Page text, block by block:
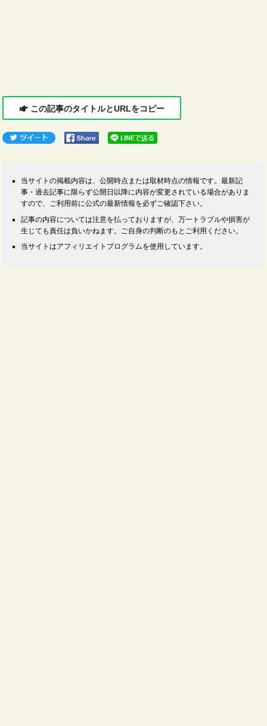
この記事のタイトルとURLをコピー
当サイトの掲載内容は、公開時点または取材時点の情報です。最新記
事・過去記事に限らず公開日以降に内容が変更されている場合がありま
すので、ご利用前に公式の最新情報を必ずご確認下さい。
記事の内容については注意を払っておりますが、万一トラブルや損害が
生じても責任は負いかねます。ご自身の判断のもとご利用ください。
当サイトはアフィリエイトプログラムを使用しています。